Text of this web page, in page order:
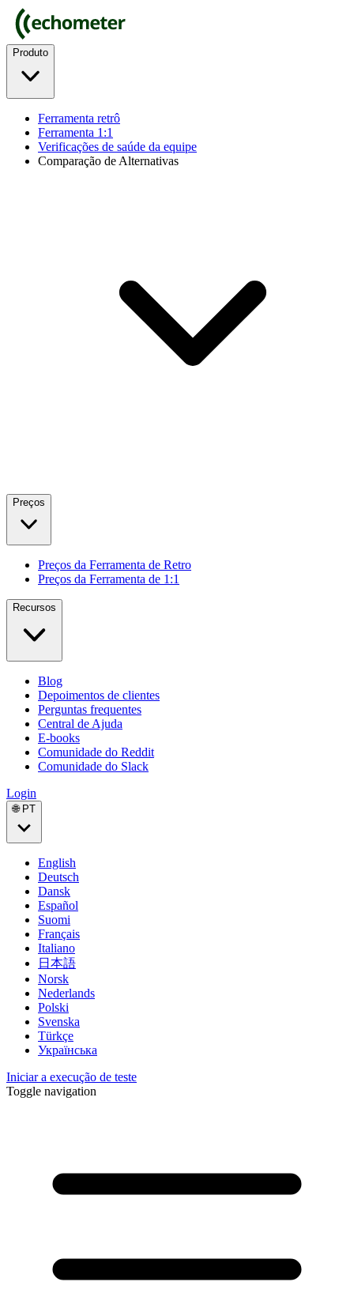
Produto
Ferramenta retrô
Ferramenta 1:1
Verificações de saúde da equipe
Comparação de Alternativas
Preços
Preços da Ferramenta de Retro
Preços da Ferramenta de 1:1
Recursos
Blog
Depoimentos de clientes
Perguntas frequentes
Central de Ajuda
E-books
Comunidade do Reddit
Comunidade do Slack
Login
🌐 PT
English
Deutsch
Dansk
Español
Suomi
Français
Italiano
日本語
Norsk
Nederlands
Polski
Svenska
Türkçe
Українська
Iniciar a execução de teste
Toggle navigation